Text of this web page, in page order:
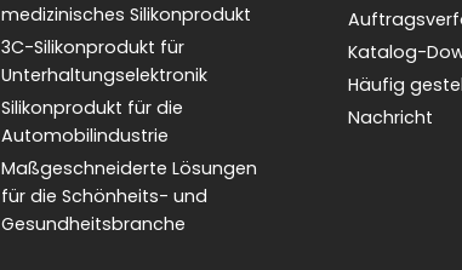
medizinisches Silikonprodukt
3C-Silikonprodukt für
Unterhaltungselektronik
Silikonprodukt für die
Automobilindustrie
Maßgeschneiderte Lösungen
für die Schönheits- und
Gesundheitsbranche
Katalog-
Häufig
Nachricht